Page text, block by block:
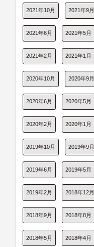
2021年10月 2021年9月
2021年6月 2021年5月
2021年2月 2021年1月
2020年10月 2020年9月
2020年6月 2020年5月
2020年2月 2020年1月
2019年10月 2019年9月
2019年6月 2019年5月
2019年2月 2018年12月
2018年9月 2018年8月
2018年5月 2018年4月